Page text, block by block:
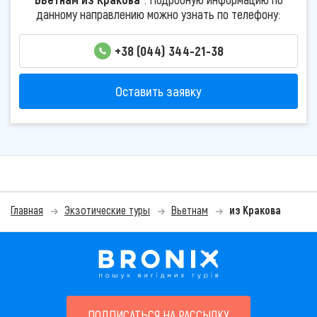
данному направлению можно узнать по телефону:
+38 (044) 344-21-38
Оставить заявку
Главная Экзотические туры Вьетнам из Кракова